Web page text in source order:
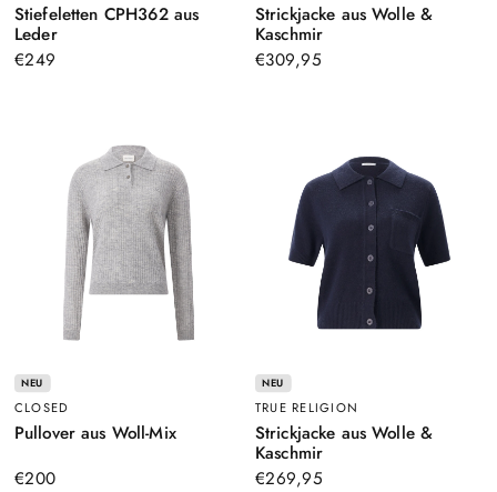
Stiefeletten CPH362 aus
Leder–
€249
Strickjacke aus Wolle &
Kaschmir–
€309,95
NEU
CLOSED
Pullover aus Woll-Mix–
€200
NEU
TRUE RELIGION
Strickjacke aus Wolle &
Kaschmir–
Dunkelblau
€269,95